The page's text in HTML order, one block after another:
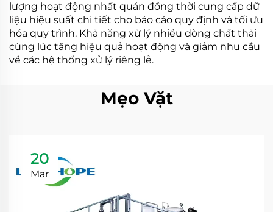
lượng hoạt động nhất quán đồng thời cung cấp dữ
liệu hiệu suất chi tiết cho báo cáo quy định và tối ưu
hóa quy trình. Khả năng xử lý nhiều dòng chất thải
cùng lúc tăng hiệu quả hoạt động và giảm nhu cầu
về các hệ thống xử lý riêng lẻ.
Mẹo Vặt
20
Mar